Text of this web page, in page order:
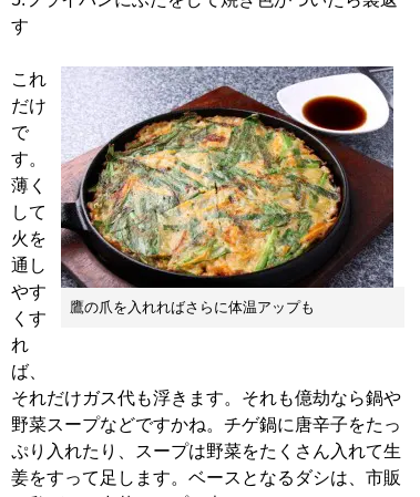
す
鷹の爪を入れればさらに体温アップも
これ
だけ
で
す。
薄く
して
火を
通し
やす
くす
れ
ば、
それだけガス代も浮きます。それも億劫なら鍋や
野菜スープなどですかね。チゲ鍋に唐辛子をたっ
ぷり入れたり、スープは野菜をたくさん入れて生
姜をすって足します。ベースとなるダシは、市販